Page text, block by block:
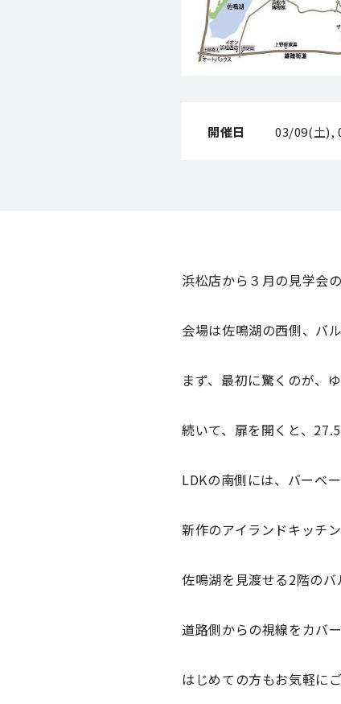
開催日 03/09(土),
浜松店から３月の見学会
会場は佐鳴湖の西側、バ
まず、最初に驚くのが、
続いて、扉を開くと、
LDKの南側には、バーベ
新作のアイランドキッチ
佐鳴湖を見渡せる2階のバ
道路側からの視線をカバ
はじめての方もお気軽に